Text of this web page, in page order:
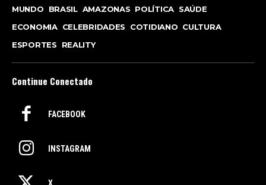
MUNDO BRASIL AMAZONAS POLÍTICA SAÚDE
ECONOMIA CELEBRIDADES COTIDIANO CULTURA
ESPORTES
REALITY
Continue Conectado
FACEBOOK
INSTAGRAM